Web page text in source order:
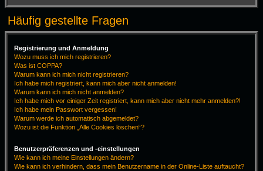
u
h
Häufig gestellte Fragen
Registrierung und Anmeldung
Wozu muss ich mich registrieren?
Was ist COPPA?
Warum kann ich mich nicht registrieren?
Ich habe mich registriert, kann mich aber nicht anmelden!
Warum kann ich mich nicht anmelden?
Ich habe mich vor einiger Zeit registriert, kann mich aber nicht mehr anmelden?!
Ich habe mein Passwort vergessen!
Warum werde ich automatisch abgemeldet?
Wozu ist die Funktion „Alle Cookies löschen“?
Benutzerpräferenzen und -einstellungen
Wie kann ich meine Einstellungen ändern?
Wie kann ich verhindern, dass mein Benutzername in der Online-Liste auftaucht?